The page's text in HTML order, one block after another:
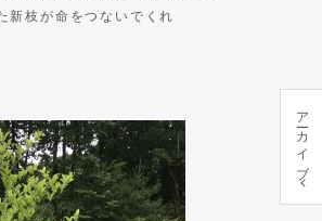
新枝が命をつないでくれ
アーカイブ